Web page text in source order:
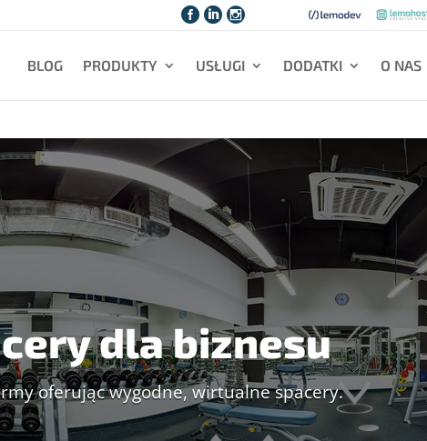
  
BLOG PRODUKTY USŁUGI DODATKI O NAS
dla biznesu
oferując wygodne, wirtualne spacery.